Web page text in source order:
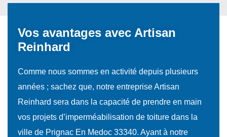
Vos avantages avec Artisan
Reinhard
Comme nous sommes en activité depuis plusieurs
années ; sachez que, notre entreprise Artisan
Reinhard sera dans la capacité de prendre en main
vos projets d’imperméabilisation de toiture dans la
ville de Prignac En Medoc 33340. Ayant à notre